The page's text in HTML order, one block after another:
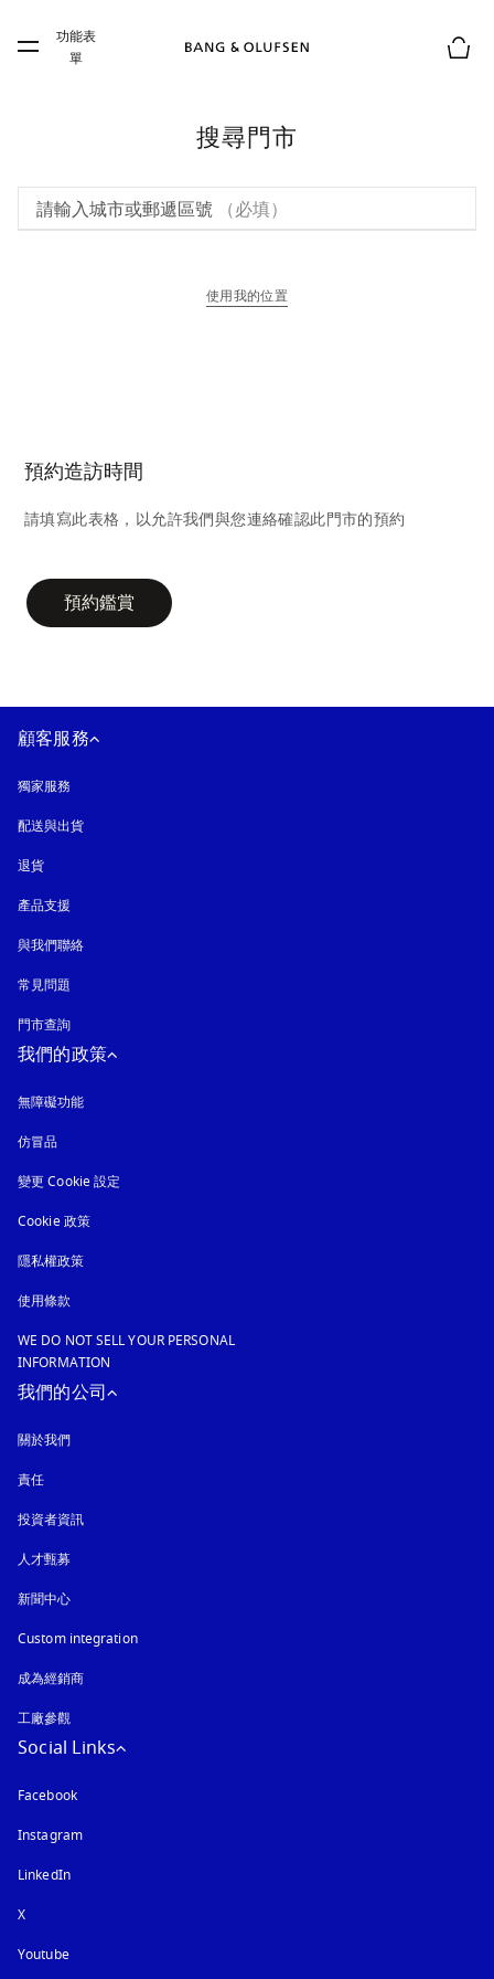
Skip to main footer
功能表
單
搜尋門市
請輸入城市或郵遞區號 （必填）
使用我的位置
預約造訪時間
請填寫此表格，以允許我們與您連絡確認此門市的預約
預約鑑賞
顧客服務
獨家服務
配送與出貨
退貨
產品支援
與我們聯絡
常見問題
門市查詢
我們的政策
無障礙功能
仿冒品
變更 Cookie 設定
Cookie 政策以新標籤頁開啟
隱私權政策
使用條款
WE DO NOT SELL YOUR PERSONAL
INFORMATION
我們的公司
關於我們
責任
投資者資訊
人才甄募
新聞中心
Custom integration
成為經銷商
工廠參觀
Social Links
Facebook
Instagram以新標籤頁開啟
LinkedIn
X
Youtube以新標籤頁開啟